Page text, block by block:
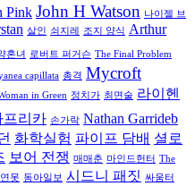
Pink John H Watson 나이젤 브
살인 쇠지레 조지 양식 Arthur
혼녀 로버트 퍼거슨 The Final Problem
capillata 총격 Mycroft
in Green 정치가 최면술 라이헨
프리카 손가락 Nathan Garrideb
화학실험 파이프 담배 셜로
보어 전쟁 매매춘 마인드헌터 The
연못 동아일보 시드니 패짓 싸움터